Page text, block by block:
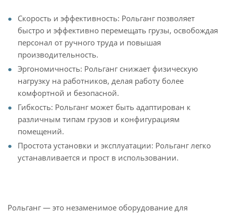
Скорость и эффективность: Рольганг позволяет
быстро и эффективно перемещать грузы, освобождая
персонал от ручного труда и повышая
производительность.
Эргономичность: Рольганг снижает физическую
нагрузку на работников, делая работу более
комфортной и безопасной.
Гибкость: Рольганг может быть адаптирован к
различным типам грузов и конфигурациям
помещений.
Простота установки и эксплуатации: Рольганг легко
устанавливается и прост в использовании.
Рольганг — это незаменимое оборудование для